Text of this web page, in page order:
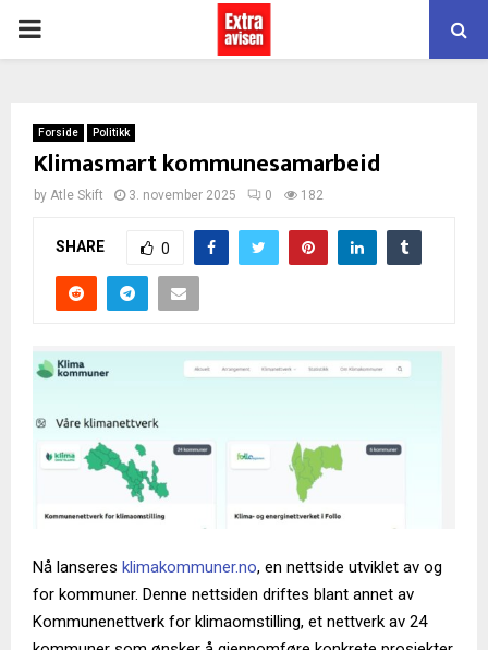
PRIMARY
Forside Politikk
Klimasmart kommunesamarbeid
by Atle Skift 3. november 2025 0 182
SHARE 0
Nå lanseres klimakommuner.no, en nettside utviklet av og
for kommuner. Denne nettsiden driftes blant annet av
Kommunenettverk for klimaomstilling, et nettverk av 24